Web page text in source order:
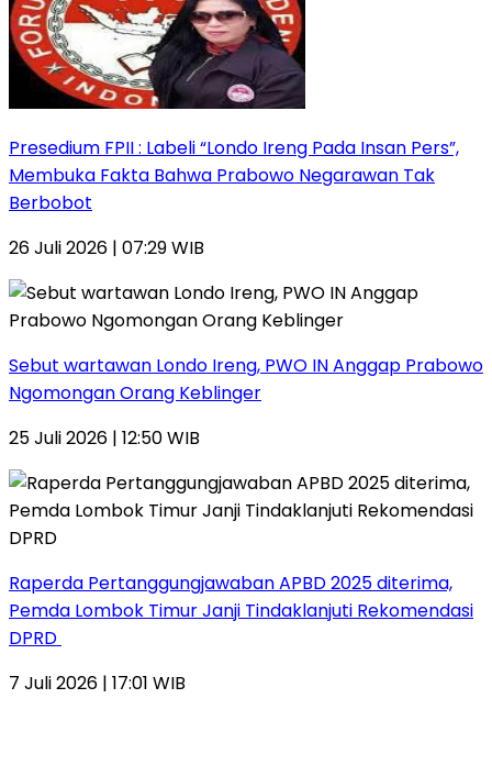
Presedium FPII : Labeli “Londo Ireng Pada Insan Pers”,
Membuka Fakta Bahwa Prabowo Negarawan Tak
Berbobot
26 Juli 2026 | 07:29 WIB
Sebut wartawan Londo Ireng, PWO IN Anggap Prabowo
Ngomongan Orang Keblinger
25 Juli 2026 | 12:50 WIB
Raperda Pertanggungjawaban APBD 2025 diterima,
Pemda Lombok Timur Janji Tindaklanjuti Rekomendasi
DPRD
7 Juli 2026 | 17:01 WIB